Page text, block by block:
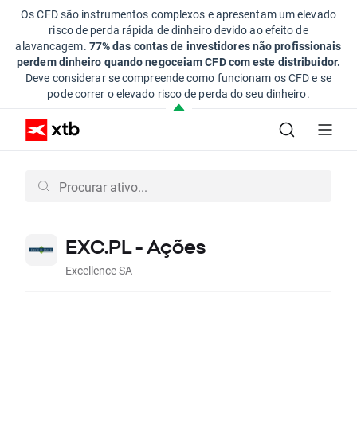
Os CFD são instrumentos complexos e apresentam um elevado
risco de perda rápida de dinheiro devido ao efeito de
alavancagem. 77% das contas de investidores não profissionais
perdem dinheiro quando negoceiam CFD com este distribuidor.
Deve considerar se compreende como funcionam os CFD e se
pode correr o elevado risco de perda do seu dinheiro.
EXC.PL - Ações
Excellence SA